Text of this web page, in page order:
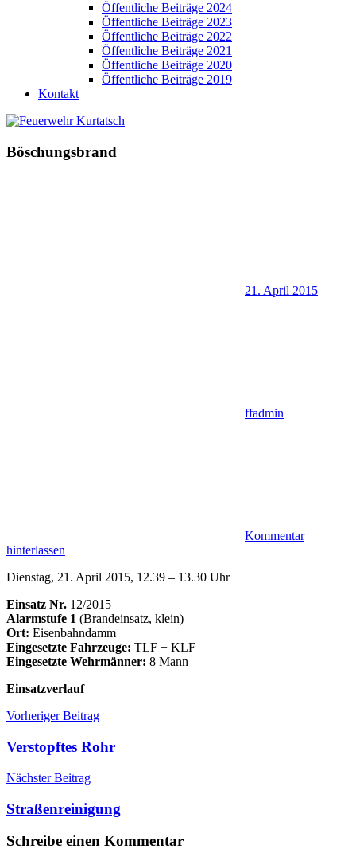
Öffentliche Beiträge 2024
Öffentliche Beiträge 2023
Öffentliche Beiträge 2022
Öffentliche Beiträge 2021
Öffentliche Beiträge 2020
Öffentliche Beiträge 2019
Kontakt
Böschungsbrand
21. April 2015
ffadmin
Kommentar
hinterlassen
Dienstag, 21. April 2015, 12.39 – 13.30 Uhr
Einsatz Nr. 12/2015
Alarmstufe 1 (Brandeinsatz, klein)
Ort: Eisenbahndamm
Eingesetzte Fahrzeuge: TLF + KLF
Eingesetzte Wehrmänner: 8 Mann
Einsatzverlauf
Einsätze
BahndammBöschung
Beitragsnavigation
Vorheriger Beitrag
Verstopftes Rohr
Nächster Beitrag
Straßenreinigung
Schreibe einen Kommentar